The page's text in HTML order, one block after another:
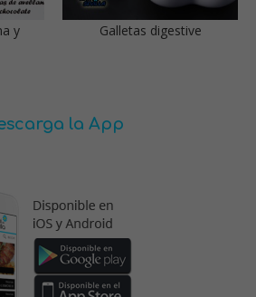
y
Galletas digestive
la App